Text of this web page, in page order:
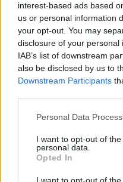
interest-based ads based
us or personal information
your opt-out. You may
disclosure of your
IAB’s list of downstream
also be disclosed by us to
Downstream Participants
Please note that this
not limited to your visit or
grant or deny consent to
use your data for below
consent section.
Personal Data
I want to opt-out of
personal data.
Opted In
για την κατάρτιση μιας
που θα μοιραστούν σε